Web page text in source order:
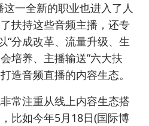
一全新的职业也进入了人
扶持这些音频主播，还专
“分成改革、流量升级、生
培养、主播输送”六大扶
造音频直播的内容生态。
注重从线上内容生态搭
比如今年5月18日(国际博